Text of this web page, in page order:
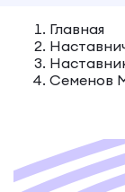
Главная
Семенов